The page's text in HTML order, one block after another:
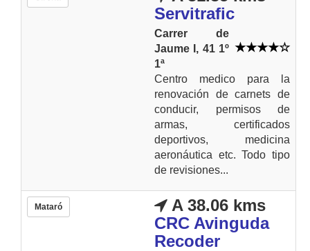
Servitrafic
Carrer de
Jaume I, 41 1º
1ª
Centro medico para la
renovación de carnets de
conducir, permisos de
armas, certificados
deportivos, medicina
aeronáutica etc. Todo tipo
de revisiones...
Mataró
A 38.06 kms
CRC Avinguda
Recoder